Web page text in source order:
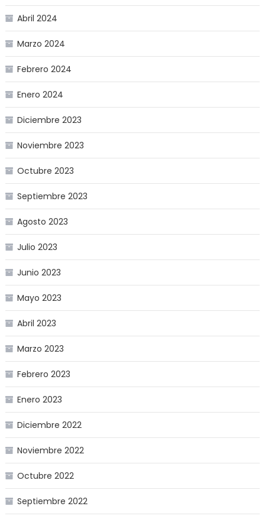
Abril 2024
Marzo 2024
Febrero 2024
Enero 2024
Diciembre 2023
Noviembre 2023
Octubre 2023
Septiembre 2023
Agosto 2023
Julio 2023
Junio 2023
Mayo 2023
Abril 2023
Marzo 2023
Febrero 2023
Enero 2023
Diciembre 2022
Noviembre 2022
Octubre 2022
Septiembre 2022